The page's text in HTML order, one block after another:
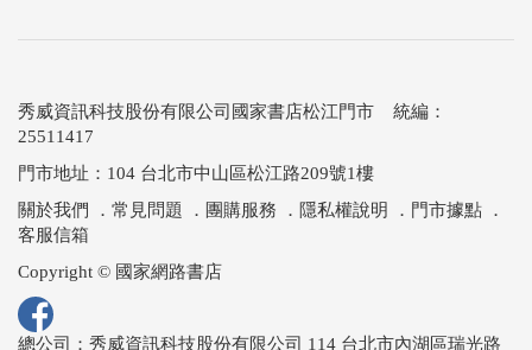
秀威資訊科技股份有限公司國家書店松江門市 統編：
25511417
門市地址：104 台北市中山區松江路209號1樓
關於我們
． 常見問題 ． 團購服務 ． 隱私權說明 ． 門市據點 ．
客服信箱
Copyright © 國家網路書店
總公司：秀威資訊科技股份有限公司 114 台北市內湖區瑞光路